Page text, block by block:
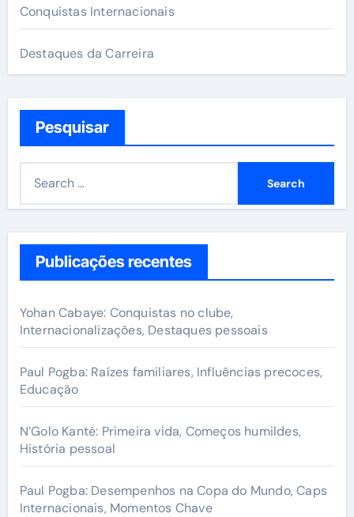
Conquistas Internacionais
Destaques da Carreira
Pesquisar
h
f
o
r
:
Publicações recentes
Yohan Cabaye: Conquistas no clube,
Internacionalizações, Destaques pessoais
Paul Pogba: Raízes familiares, Influências precoces,
Educação
N’Golo Kanté: Primeira vida, Começos humildes,
História pessoal
Paul Pogba: Desempenhos na Copa do Mundo, Caps
Internacionais, Momentos Chave